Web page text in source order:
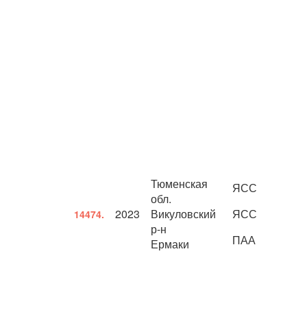
14474. 2023
Тюменская
обл.
Викуловский
р-н
Ермаки
ЯСС
ЯСС
ПАА